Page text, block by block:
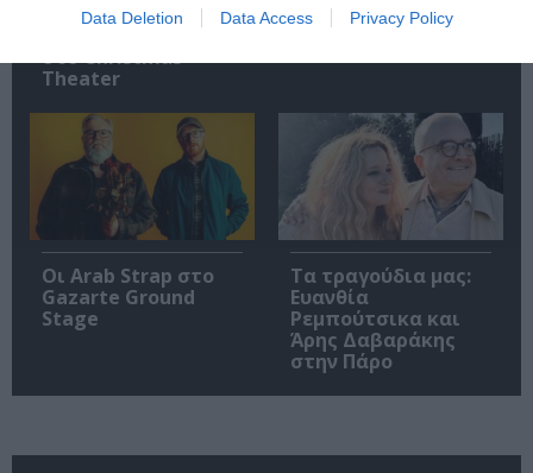
Data Deletion Data Access Privacy Policy
Tribute: Μια
μοναδική συναυλία
στο Christmas
Theater
Farewell: Οι Uriah
Heep στο Floyd
Οι Arab Strap στο
Gazarte Ground
Stage
Τα τραγούδια μας:
Ευανθία
Ρεμπούτσικα και
Άρης Δαβαράκης
στην Πάρο